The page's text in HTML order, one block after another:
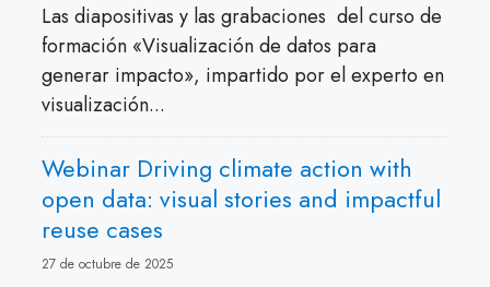
Las diapositivas y las grabaciones del curso de
formación «Visualización de datos para
generar impacto», impartido por el experto en
visualización...
Webinar Driving climate action with
open data: visual stories and impactful
reuse cases
27 de octubre de 2025